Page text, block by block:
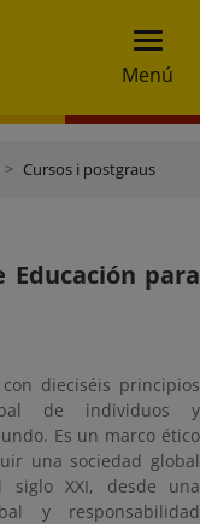
Menú
Cursos i postgraus
para
dieciséis principios
de individuos y
Es un marco ético
una sociedad global
XXI, desde una
y responsabilidad